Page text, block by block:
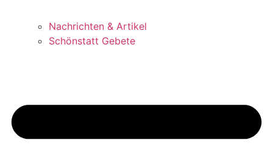
Nachrichten & Artikel
Schönstatt Gebete